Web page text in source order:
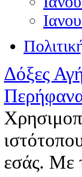
Δόξες
εσάς. Με